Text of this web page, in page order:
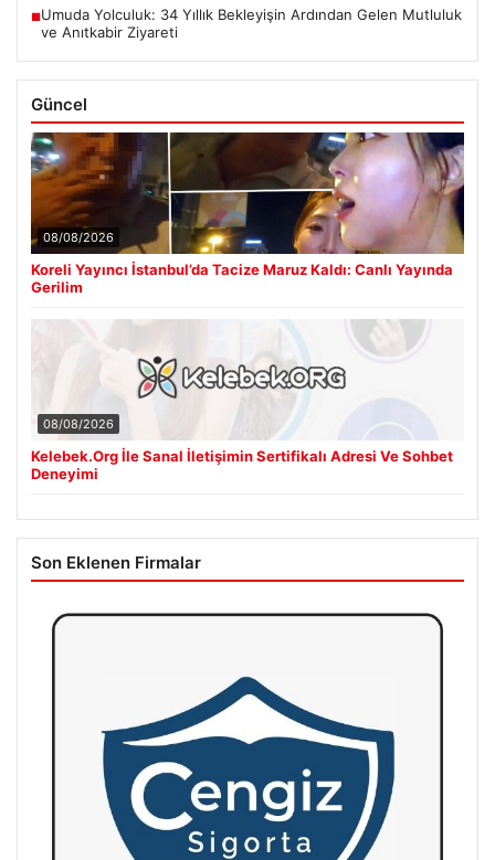
■Umuda Yolculuk: 34 Yıllık Bekleyişin Ardından Gelen Mutluluk
ve Anıtkabir Ziyareti
Güncel
08/08/2026
Koreli Yayıncı İstanbul’da Tacize Maruz Kaldı: Canlı Yayında
Gerilim
08/08/2026
Kelebek.Org İle Sanal İletişimin Sertifikalı Adresi Ve Sohbet
Deneyimi
Son Eklenen Firmalar